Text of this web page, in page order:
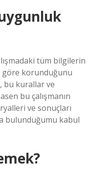
tüm bilgilerin
göre korunduğunu
bu kurallar ve
bu çalışmanın
ve sonuçları
bulunduğumu kabul